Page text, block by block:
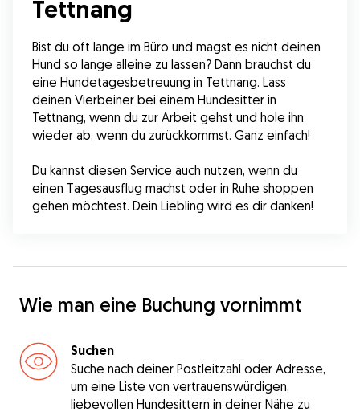
Tettnang
Bist du oft lange im Büro und magst es nicht deinen
Hund so lange alleine zu lassen? Dann brauchst du
eine Hundetagesbetreuung in Tettnang. Lass
deinen Vierbeiner bei einem Hundesitter in
Tettnang, wenn du zur Arbeit gehst und hole ihn
wieder ab, wenn du zurückkommst. Ganz einfach!
Du kannst diesen Service auch nutzen, wenn du
einen Tagesausflug machst oder in Ruhe shoppen
gehen möchtest. Dein Liebling wird es dir danken!
Wie man eine Buchung vornimmt
Suchen
Suche nach deiner Postleitzahl oder Adresse,
um eine Liste von vertrauenswürdigen,
liebevollen Hundesittern in deiner Nähe zu